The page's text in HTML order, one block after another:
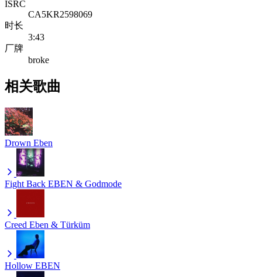
ISRC
CA5KR2598069
时长
3:43
厂牌
broke
相关歌曲
Drown Eben
Fight Back EBEN & Godmode
Creed Eben & Türküm
Hollow EBEN